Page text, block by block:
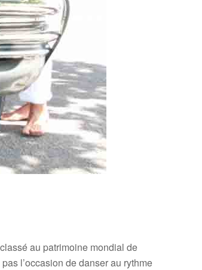
au patrimoine mondial de
l’occasion de danser au rythme